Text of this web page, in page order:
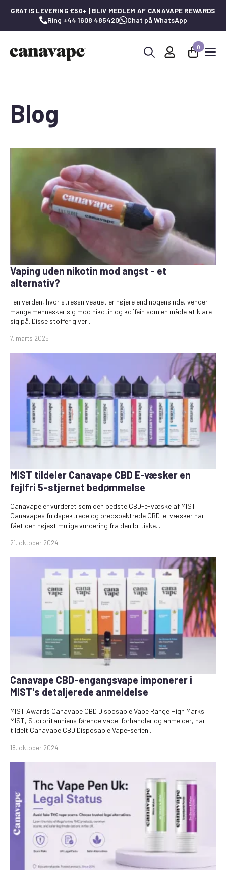
GRATIS LEVERING £50+ | BLIV MEDLEM AF CANAVAPE REWARDS
Ring +44 1608 485420 Chat på WhatsApp
0
Blog
Vaping uden nikotin mod angst - et
alternativ?
7. marts 2025
I en verden, hvor stressniveauet er højere end nogensinde, vender
mange mennesker sig mod nikotin og koffein som en måde at klare
sig på. Disse stoffer giver...
MIST tildeler Canavape CBD E-væsker en
fejlfri 5-stjernet bedømmelse
21. oktober 2024
Canavape er vurderet som den bedste CBD-e-væske af MIST
Canavapes fuldspektrede og bredspektrede CBD-e-væsker har
fået den højest mulige vurdering fra den britiske...
Canavape CBD-engangsvape imponerer i
MIST's detaljerede anmeldelse
18. oktober 2024
MIST Awards Canavape CBD Disposable Vape Range High Marks
MIST, Storbritanniens førende vape-forhandler og anmelder, har
tildelt Canavape CBD Disposable Vape-serien...